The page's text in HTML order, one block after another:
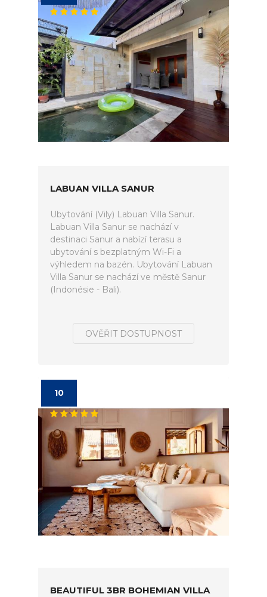
LABUAN VILLA SANUR
Ubytování (Vily) Labuan Villa Sanur.
Labuan Villa Sanur se nachází v
destinaci Sanur a nabízí terasu a
ubytování s bezplatným Wi-Fi a
výhledem na bazén. Ubytování Labuan
Villa Sanur se nachází ve městě Sanur
(Indonésie - Bali).
OVĚŘIT DOSTUPNOST
10
BEAUTIFUL 3BR BOHEMIAN VILLA